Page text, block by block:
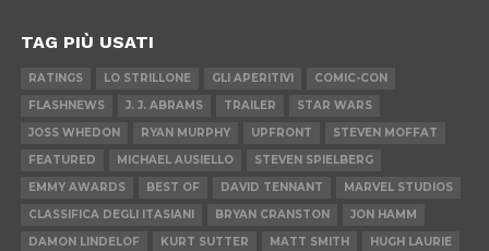
TAG PIÙ USATI
RATINGS LO STRILLONE GLI APERITIVI
COMIC-CON
FLASHNEWS
J. J. ABRAMS TRAILER
STAR WARS
JOSS WHEDON
RYAN MURPHY UPFRONT
STEVEN MOFFAT
FEATURED
MICHAEL AUSIELLO
STEVEN SPIELBERG
EMMY AWARDS
BEST OF DAVID TENNANT
MARVEL STUDIOS
CLASSIFICA DEGLI ITASIANI
BRYAN CRANSTON
JON HAMM
DAMON LINDELOF
KURT SUTTER MATT SMITH
HUGH LAURIE